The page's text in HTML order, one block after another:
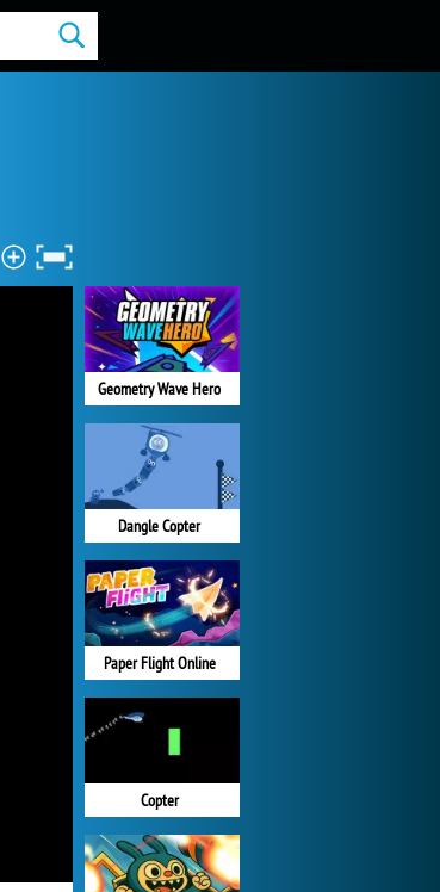
Geometry Wave Hero
Dangle Copter
Paper Flight Online
Copter